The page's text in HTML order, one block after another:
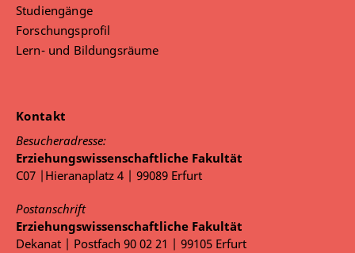
Studiengänge
Forschungsprofil
Lern- und Bildungsräume
Kontakt
Besucheradresse:
Erziehungswissenschaftliche Fakultät
C07 |Hieranaplatz 4 | 99089 Erfurt
Postanschrift
Erziehungswissenschaftliche Fakultät
Dekanat | Postfach 90 02 21 | 99105 Erfurt